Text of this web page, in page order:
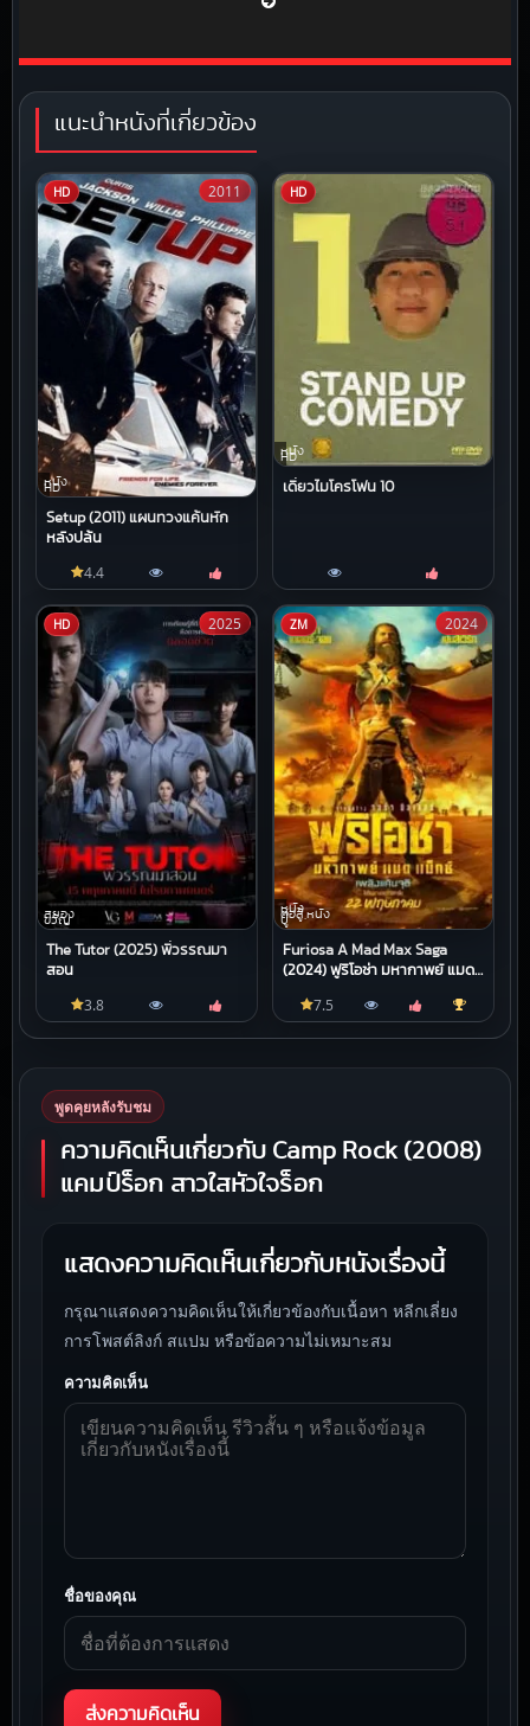
แนะนำหนังที่เกี่ยวข้อง
HD
หนัง
HD
Setup (2011) แผนทวงแค้นหัก
หลังปล้น
2011
4.4
HD
หนัง
HD
เดี่ยวไมโครโฟน 10
HD
สยอง
ขวัญ
The Tutor (2025) พี่วรรณมา
สอน
2025
3.8
ZM
หนัง
ต่อสู้,หนัง
บู๊
Furiosa A Mad Max Saga
(2024) ฟูริโอซ่า มหากาพย์ แมด
2024
7.5
พูดคุยหลังรับชม
ความคิดเห็นเกี่ยวกับ Camp Rock (2008)
แคมป์ร็อก สาวใสหัวใจร็อก
แสดงความคิดเห็นเกี่ยวกับหนังเรื่องนี้
กรุณาแสดงความคิดเห็นให้เกี่ยวข้องกับเนื้อหา หลีกเลี่ยง
การโพสต์ลิงก์ สแปม หรือข้อความไม่เหมาะสม
ความคิดเห็น
ชื่อของคุณ